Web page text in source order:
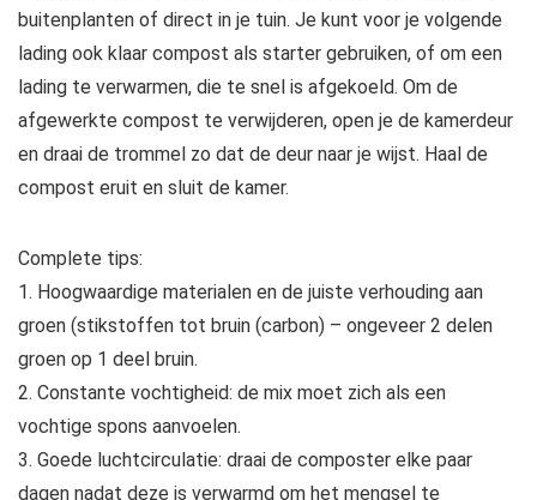
buitenplanten of direct in je tuin. Je kunt voor je volgende
lading ook klaar compost als starter gebruiken, of om een
lading te verwarmen, die te snel is afgekoeld. Om de
afgewerkte compost te verwijderen, open je de kamerdeur
en draai de trommel zo dat de deur naar je wijst. Haal de
compost eruit en sluit de kamer.
Complete tips:
1. Hoogwaardige materialen en de juiste verhouding aan
groen (stikstoffen tot bruin (carbon) – ongeveer 2 delen
groen op 1 deel bruin.
2. Constante vochtigheid: de mix moet zich als een
vochtige spons aanvoelen.
3. Goede luchtcirculatie: draai de composter elke paar
dagen nadat deze is verwarmd om het mengsel te